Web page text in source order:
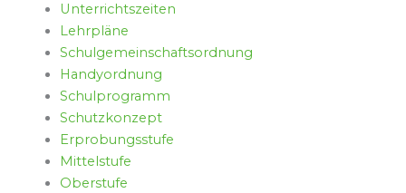
Unterrichtszeiten
Lehrpläne
Schulgemeinschaftsordnung
Handyordnung
Schulprogramm
Schutzkonzept
Erprobungsstufe
Mittelstufe
Oberstufe